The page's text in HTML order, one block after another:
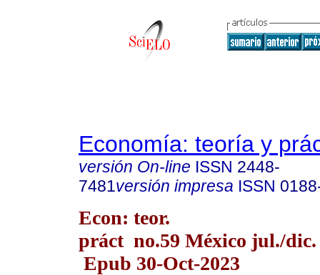
Economía: teoría y
versión On-line ISSN 2448-
7481versión impresa ISSN
Econ: teor.
práct no.59 México jul./dic.
Epub 30-Oct-2023